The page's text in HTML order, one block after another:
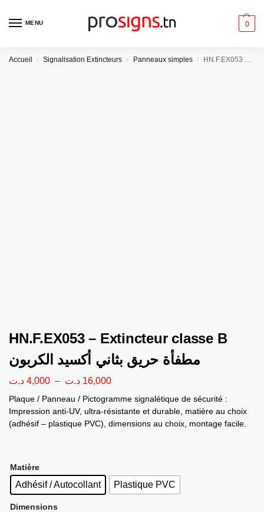
MENU 0
Accueil / Signalisation Extincteurs / Panneaux simples /
HN.F.EX053 – Extincteur classe B
مطفأة حريق بثاني أكسيد الكربون
4,000 د.ت – 16,000 د.ت
Plaque / Panneau / Pictogramme signalétique de sécurité :
Impression anti-UV, ultra-résistante et durable, matière au choix
(adhésif – plastique PVC), dimensions au choix, montage facile.
Matière
Adhésif / Autocollant Plastique PVC
Dimensions